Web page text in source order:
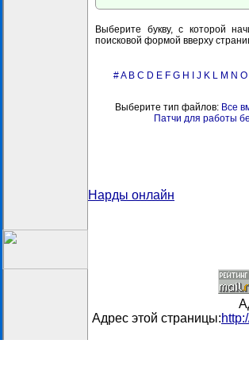
Выберите букву, с которой
поисковой формой вверху
#A B C D E F G H J K L M N O
Выберите тип файлов: Все
Патчи для работы
Нарды онлайн
Адрес этой страницы: